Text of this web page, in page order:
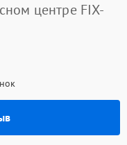
центре FIX-